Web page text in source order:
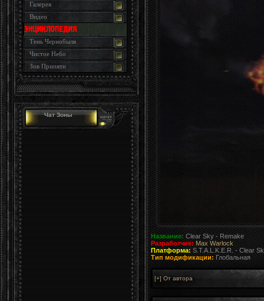
Галерея
Видео
Тень Чернобыля
Чистое Небо
Зов Припяти
Чат Зоны
Название: Clear Sky - Remake
Разработчик: Max Warlock
Платформа: S.T.A.L.K.E.R. - Clear
Тип модификации: Глобальная